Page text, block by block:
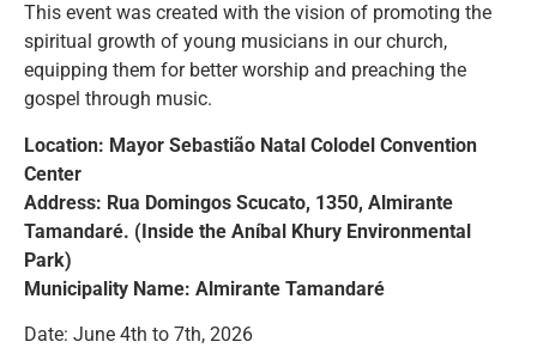
This event was created with the vision of promoting the
spiritual growth of young musicians in our church,
equipping them for better worship and preaching the
gospel through music.
Location: Mayor Sebastião Natal Colodel Convention
Center
Address: Rua Domingos Scucato, 1350, Almirante
Tamandaré. (Inside the Aníbal Khury Environmental
Park)
Municipality Name: Almirante Tamandaré
Date: June 4th to 7th, 2026